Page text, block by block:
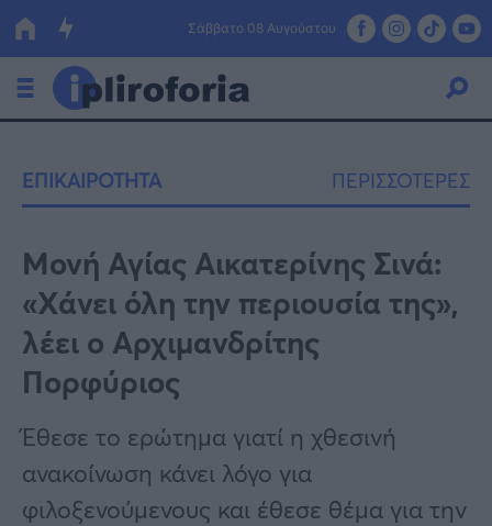
Σάββατο 08 Αυγούστου
Οικονομία
Πολιτική
Τράπεζες
Επιδοτήσεις
ΕΣΠΑ
Κόσμος
Lifestyle
Αθλητικά
Υγεία
ΕΠΙΚΑΙΡΟΤΗΤΑ ΠΕΡΙΣΣΟΤΕΡΕΣ
Μονή Αγίας Αικατερίνης Σινά:
«Χάνει όλη την περιουσία της»,
λέει ο Αρχιμανδρίτης
Πορφύριος
Έθεσε το ερώτημα γιατί η χθεσινή
ανακοίνωση κάνει λόγο για
φιλοξενούμενους και έθεσε θέμα για την